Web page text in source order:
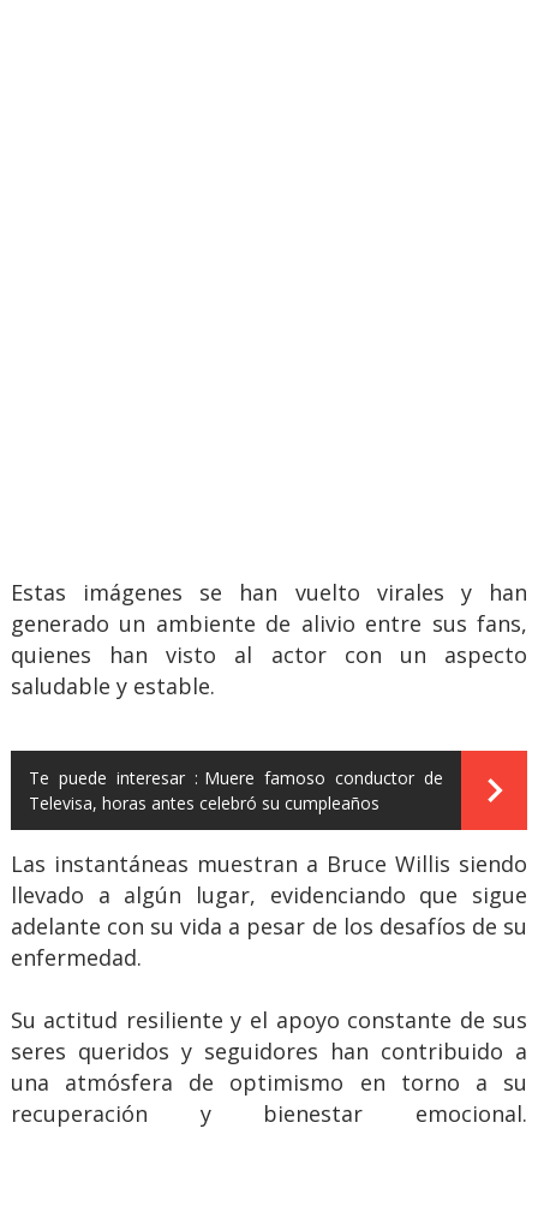
Estas imágenes se han vuelto virales y han
generado un ambiente de alivio entre sus fans,
quienes han visto al actor con un aspecto
saludable y estable.
Te puede interesar : Muere famoso conductor de
Televisa, horas antes celebró su cumpleaños
Las instantáneas muestran a Bruce Willis siendo
llevado a algún lugar, evidenciando que sigue
adelante con su vida a pesar de los desafíos de su
enfermedad.
Su actitud resiliente y el apoyo constante de sus
seres queridos y seguidores han contribuido a
una atmósfera de optimismo en torno a su
recuperación y bienestar emocional.